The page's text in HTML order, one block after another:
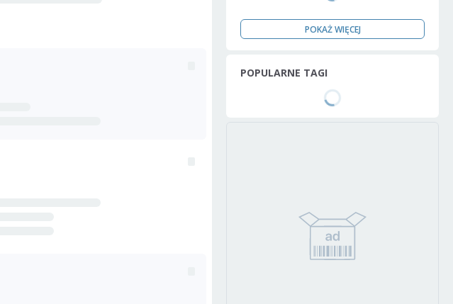
POKAŻ WIĘCEJ
POPULARNE TAGI